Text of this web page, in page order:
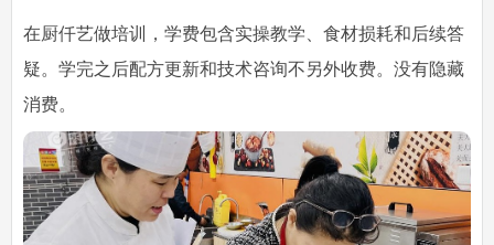
在厨仟艺做培训，学费包含实操教学、食材损耗和后续答
疑。学完之后配方更新和技术咨询不另外收费。没有隐藏
消费。